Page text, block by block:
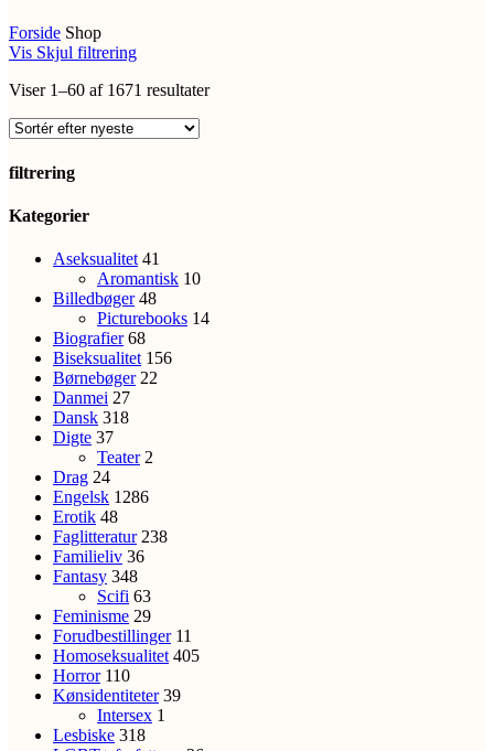
Forside Shop
Vis Skjul filtrering
Viser 1–60 af 1671 resultaterSorteret
filtrering
Close
Kategorier
Aseksualitet 41
Aromantisk 10
Billedbøger 48
Picturebooks 14
Biografier 68
Biseksualitet 156
Børnebøger 22
Danmei 27
Dansk 318
Digte 37
Teater 2
Drag 24
Engelsk 1286
Erotik 48
Faglitteratur 238
Familieliv 36
Fantasy 348
Scifi 63
Feminisme 29
Forudbestillinger 11
Homoseksualitet 405
Horror 110
Kønsidentiteter 39
Intersex 1
Lesbiske 318